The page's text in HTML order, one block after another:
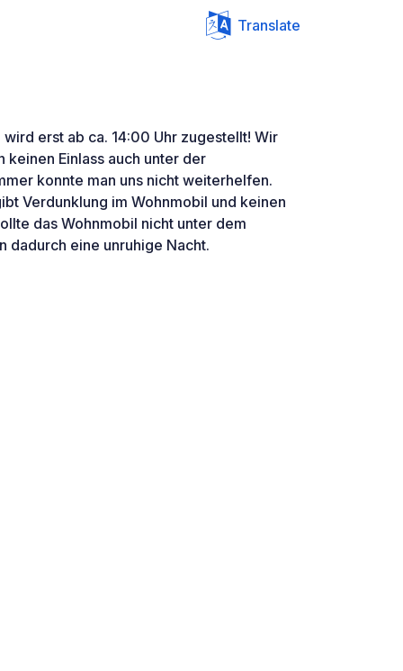
Translate
erst ab ca. 14:00 Uhr zugestellt! Wir
Einlass auch unter der
konnte man uns nicht weiterhelfen.
Verdunklung im Wohnmobil und keinen
das Wohnmobil nicht unter dem
dadurch eine unruhige Nacht.